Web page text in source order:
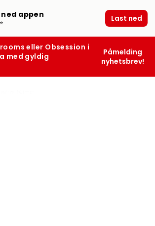
ned appen Last ned
eller Obsession i
med gyldig
Påmelding
nyhetsbrev!